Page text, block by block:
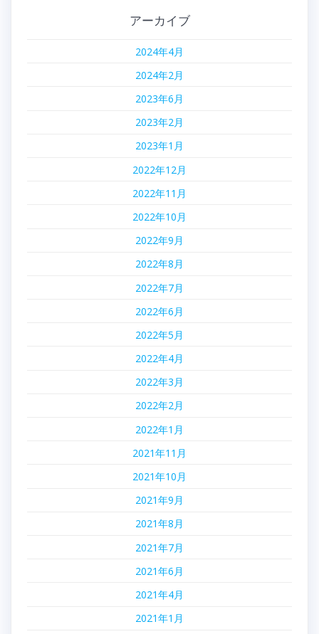
アーカイブ
2024年4月
2024年2月
2023年6月
2023年2月
2023年1月
2022年12月
2022年11月
2022年10月
2022年9月
2022年8月
2022年7月
2022年6月
2022年5月
2022年4月
2022年3月
2022年2月
2022年1月
2021年11月
2021年10月
2021年9月
2021年8月
2021年7月
2021年6月
2021年4月
2021年1月